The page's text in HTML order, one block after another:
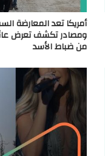
ومصادر تكشف تعرض
من ضباط الأسد